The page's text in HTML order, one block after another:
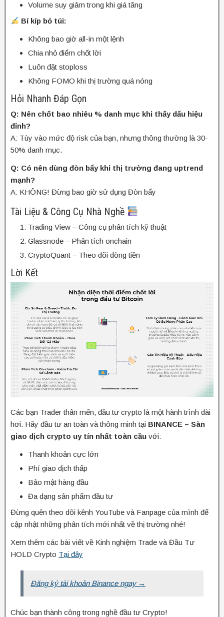
Volume suy giảm trong khi giá tăng
Bí kíp bỏ túi:
Không bao giờ all-in một lệnh
Chia nhỏ điểm chốt lời
Luôn đặt stoploss
Không FOMO khi thị trường quá nóng
Hỏi Nhanh Đáp Gọn
Q: Nên chốt bao nhiêu % danh mục khi thấy dấu hiệu
đỉnh?
A: Tùy vào mức độ risk của bạn, nhưng thông thường là 30-
50% danh mục.
Q: Có nên dùng đòn bẩy khi thị trường đang uptrend
mạnh?
A: KHÔNG! Đừng bao giờ sử dụng Đòn bẩy
Tài Liệu & Công Cụ Nhà Nghề
Trading View – Công cụ phân tích kỹ thuật
Glassnode – Phân tích onchain
CryptoQuant – Theo dõi dòng tiền
Lời Kết
Các bạn Trader thân mến, đầu tư crypto là một hành trình dài
hơi. Hãy đầu tư an toàn và thông minh tại BINANCE – Sàn
giao dịch crypto uy tín nhất toàn cầu với:
Thanh khoản cực lớn
Phí giao dịch thấp
Bảo mật hàng đầu
Đa dạng sản phẩm đầu tư
Đừng quên theo dõi kênh YouTube và Fanpage của mình để
cập nhật những phân tích mới nhất về thị trường nhé!
Xem thêm các bài viết về Kinh nghiệm Trade và Đầu Tư
HOLD Crypto Tại đây
Đăng ký tài khoản Binance ngay →
Chúc bạn thành công trong nghề đầu tư Crypto!